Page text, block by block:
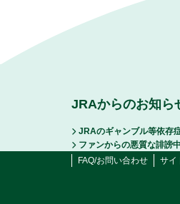
JRAからのお知ら
JRAのギャンブル等依存
ファンからの悪質な誹謗
FAQ/お問い合わせ
サイ